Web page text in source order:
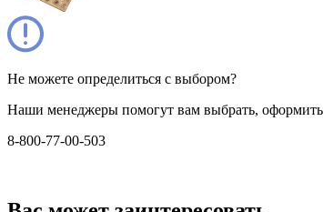
Не можете определиться с выбором?
Наши менеджеры помогут вам выбрать, оформить
8-800-77-00-503